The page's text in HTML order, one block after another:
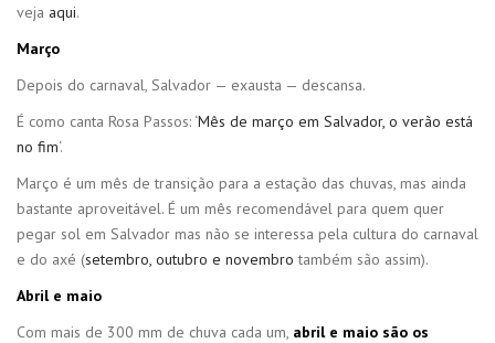
veja aqui.
Março
Depois do carnaval, Salvador — exausta — descansa.
É como canta Rosa Passos: ‘Mês de março em Salvador, o verão está
no fim‘.
Março é um mês de transição para a estação das chuvas, mas ainda
bastante aproveitável. É um mês recomendável para quem quer
pegar sol em Salvador mas não se interessa pela cultura do carnaval
e do axé (setembro, outubro e novembro também são assim).
Abril e maio
Com mais de 300 mm de chuva cada um, abril e maio são os